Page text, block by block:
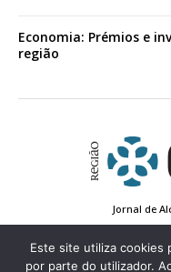
Economia: Prémios e
região
Jornal de
Conta de
Este site utiliza cookies
por parte do utilizador.